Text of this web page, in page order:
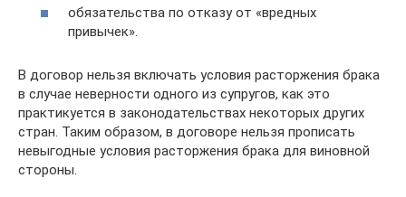
обязательства по отказу от «вредных
привычек».
В договор нельзя включать условия расторжения брака
в случае неверности одного из супругов, как это
практикуется в законодательствах некоторых других
стран. Таким образом, в договоре нельзя прописать
невыгодные условия расторжения брака для виновной
стороны.